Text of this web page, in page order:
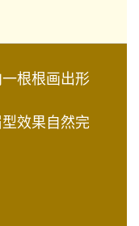
根根画出形
效果自然完